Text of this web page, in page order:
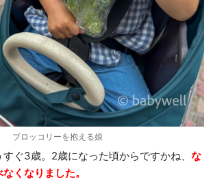
ブロッコリーを抱える娘
ぐ3歳。2歳になった頃からですかね、 な
くなりました。